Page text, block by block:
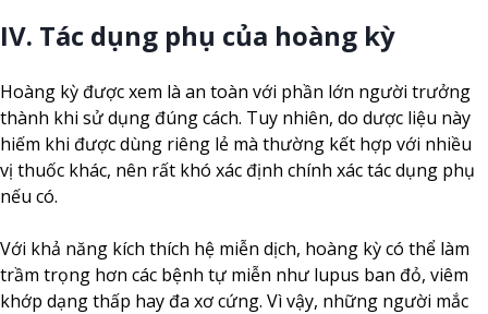
IV. Tác dụng phụ của hoàng kỳ
Hoàng kỳ được xem là an toàn với phần lớn người trưởng
thành khi sử dụng đúng cách. Tuy nhiên, do dược liệu này
hiếm khi được dùng riêng lẻ mà thường kết hợp với nhiều
vị thuốc khác, nên rất khó xác định chính xác tác dụng phụ
nếu có.
Với khả năng kích thích hệ miễn dịch, hoàng kỳ có thể làm
trầm trọng hơn các bệnh tự miễn như lupus ban đỏ, viêm
khớp dạng thấp hay đa xơ cứng. Vì vậy, những người mắc